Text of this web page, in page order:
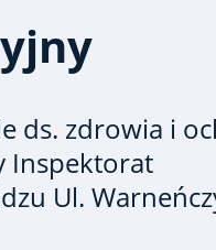
ds. zdrowia i
Inspektorat
Ul.